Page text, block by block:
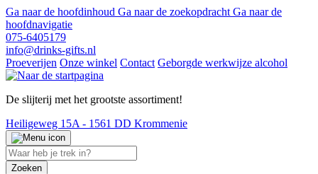
Ga naar de hoofdinhoud Ga naar de zoekopdracht Ga naar de
hoofdnavigatie
075-6405179
info@drinks-gifts.nl
Proeverijen Onze winkel Contact Geborgde werkwijze alcohol
De slijterij met het grootste assortiment!
Heiligeweg 15A - 1561 DD Krommenie
Zoeken